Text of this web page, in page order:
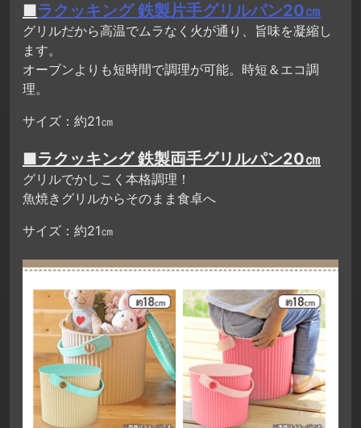
■ラクッキング 鉄製片手グリルパン20㎝
グリルだから高温でムラなく火が通り、旨味を凝縮し
ます。
オーブンよりも短時間で調理が可能。時短＆エコ調
理。
サイズ：約21㎝
■ラクッキング 鉄製両手グリルパン20㎝
グリルでかしこく本格調理！
魚焼きグリルからそのまま食卓へ
サイズ：約21㎝